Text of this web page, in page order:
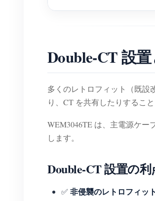
Double-CT 設
多くのレトロフィット（既設
り、CT を共有したりするこ
WEM3046TE は、主電源ケー
します。
Double-CT 設置の利
✅ 非侵襲のレトロフィット